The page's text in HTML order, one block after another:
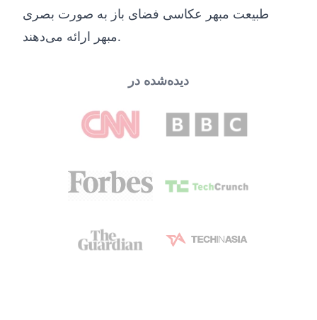
طبیعت مبهر عکاسی فضای باز به صورت بصری
مبهر ارائه می‌دهند.
دیده‌شده در